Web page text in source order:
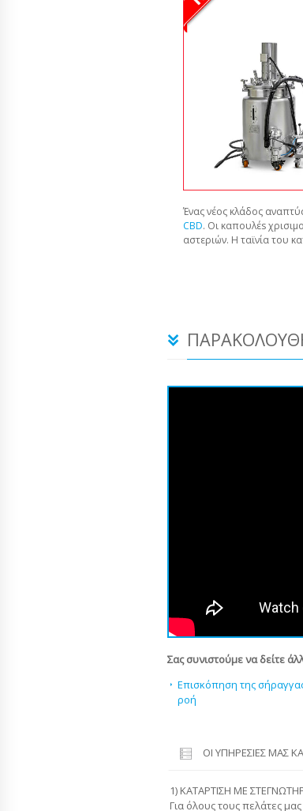
Ένας νέος κλάδος
CBD. Οι καπουλέs
αστεριών. Η ταϊνία του
Σας συνιστούμε να δείτε
Επισκόπηση της
ροή
ΟΙ ΥΠΗΡΕΣΊΕΣ ΜΑΣ
1) ΚΑΤΑΡΤΙΣΗ ΜΕ
Για όλους τους πελάτες